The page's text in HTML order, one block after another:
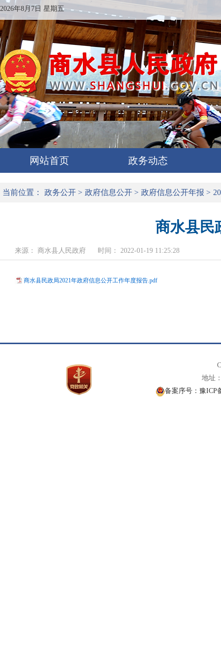
2026年8月7日 星期五
网站首页 政务动态
当前位置： 政务公开 > 政府信息公开 > 政府信息公开年报 >
商水县民
来源： 商水县人民政府 时间： 2022-01-19 11:25:28
商水县民政局2021年政府信息公开工作年度报告.pdf
地址
备案序号：豫ICP